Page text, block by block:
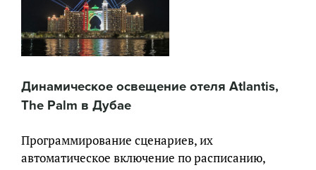
Динамическое освещение отеля Atlantis,
The Palm в Дубае
Программирование сценариев, их
автоматическое включение по расписанию,